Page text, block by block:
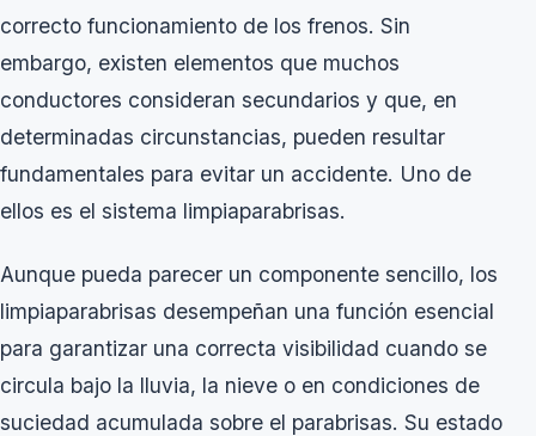
correcto funcionamiento de los frenos. Sin
embargo, existen elementos que muchos
conductores consideran secundarios y que, en
determinadas circunstancias, pueden resultar
fundamentales para evitar un accidente. Uno de
ellos es el sistema limpiaparabrisas.
Aunque pueda parecer un componente sencillo, los
limpiaparabrisas desempeñan una función esencial
para garantizar una correcta visibilidad cuando se
circula bajo la lluvia, la nieve o en condiciones de
suciedad acumulada sobre el parabrisas. Su estado